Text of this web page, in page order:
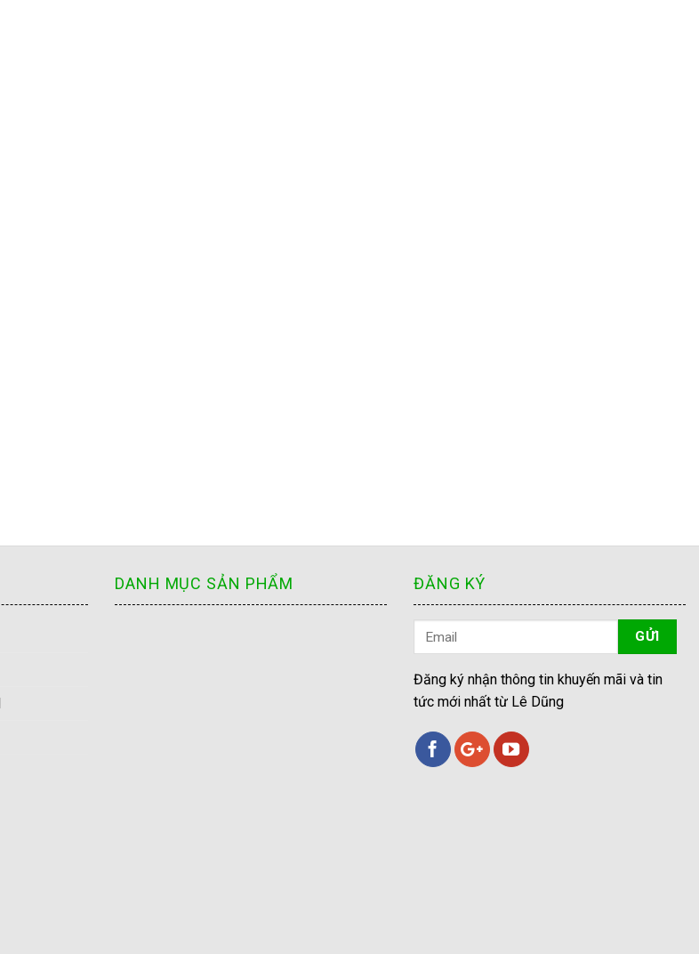
DANH MỤC SẢN PHẨM ĐĂNG KÝ
Đăng ký nhận thông tin khuyến mãi và tin
tức mới nhất từ Lê Dũng